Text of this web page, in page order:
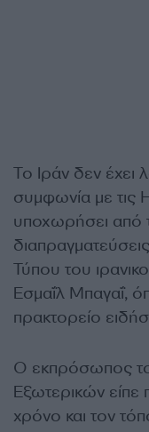
Το Ιράν δεν έχει
συμφωνία με τις
υποχωρήσει από
Τύπου του
Εσμαΐλ Μπαγαΐ,
πρακτορείο
Ο εκπρόσωπος
Εξωτερικών είπε
χρόνο και τον